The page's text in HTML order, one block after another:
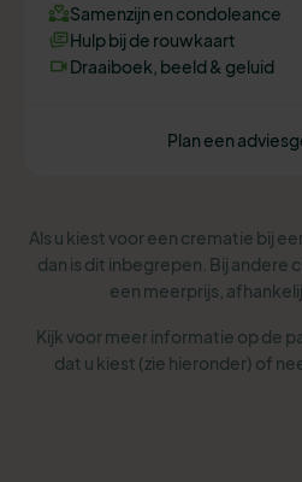
Samenzijn en condoleance
Hulp bij de rouwkaart
Draaiboek, beeld & geluid
Plan een
Als u kiest voor een crematie bij
dan is dit inbegrepen. Bij andere
een meerprijs,
Kijk voor meer informatie op de
dat u kiest (zie hieronder) of